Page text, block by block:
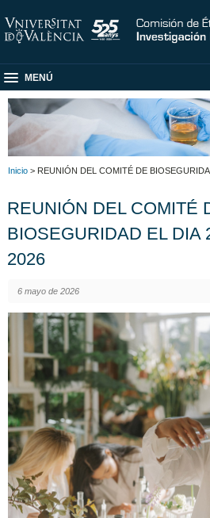
MENÚ
Inicio > REUNIÓN DEL COMITÉ DE
REUNIÓN DEL COMITÉ
BIOSEGURIDAD EL DIA
2026
6 mayo de 2026